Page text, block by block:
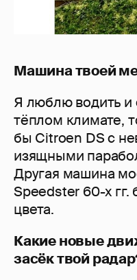
Машина твоей
Я люблю водить и
тёплом климате,
бы Citroen DS с
изящными
Другая машина
Speedster 60-х гг.
цвета.
Какие новые
засёк твой